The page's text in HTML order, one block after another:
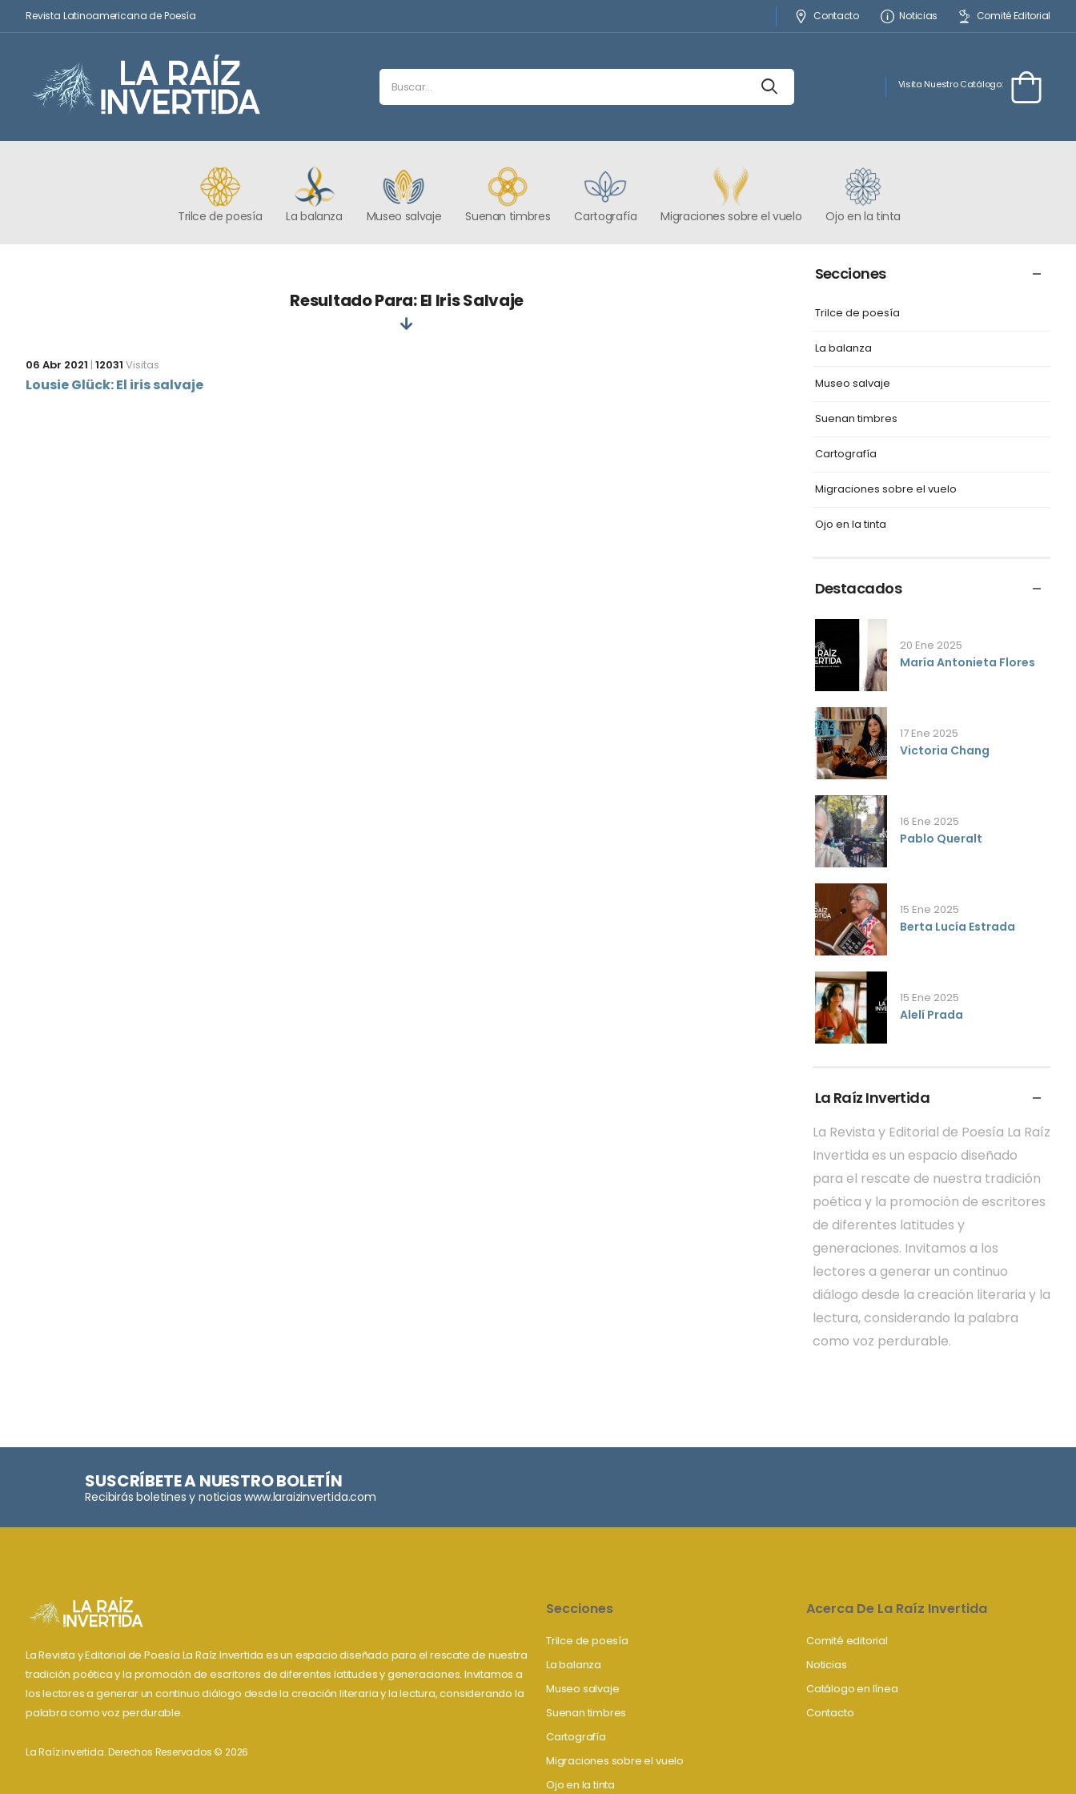
Revista Latinoamericana de Poesía Contacto Noticias Comité Editorial
Visita Nuestro Catálogo:
Trilce de poesía La balanza Museo salvaje Suenan timbres Cartografía Migraciones sobre el vuelo Ojo en la tinta
Resultado Para: El Iris Salvaje
06 Abr 2021 | 12031 Visitas
Lousie Glück: El iris salvaje
Secciones
Trilce de poesía
La balanza
Museo salvaje
Suenan timbres
Cartografía
Migraciones sobre el vuelo
Ojo en la tinta
Destacados
20 Ene 2025
María Antonieta Flores
17 Ene 2025
Victoria Chang
16 Ene 2025
Pablo Queralt
15 Ene 2025
Berta Lucía Estrada
15 Ene 2025
Alelí Prada
La Raíz Invertida
La Revista y Editorial de Poesía La Raíz
Invertida es un espacio diseñado
para el rescate de nuestra tradición
poética y la promoción de escritores
de diferentes latitudes y
generaciones. Invitamos a los
lectores a generar un continuo
diálogo desde la creación literaria y la
lectura, considerando la palabra
como voz perdurable.
SUSCRÍBETE A NUESTRO BOLETÍN
Recibirás boletines y noticias www.laraizinvertida.com
La Revista y Editorial de Poesía La Raíz Invertida es un espacio diseñado para el rescate de nuestra
tradición poética y la promoción de escritores de diferentes latitudes y generaciones. Invitamos a
los lectores a generar un continuo diálogo desde la creación literaria y la lectura, considerando la
palabra como voz perdurable.
La Raíz invertida. Derechos Reservados © 2026
Secciones
Trilce de poesía
La balanza
Museo salvaje
Suenan timbres
Cartografía
Migraciones sobre el vuelo
Ojo en la tinta
Acerca De La Raíz Invertida
Comité editorial
Noticias
Catálogo en línea
Contacto